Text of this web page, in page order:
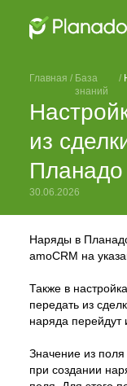
Главная / База
знаний
/
из
Планадо
30.06.2026
Наряды в
amoCRM на
Также в
передать из
наряда перейдут
Значение из
при создании